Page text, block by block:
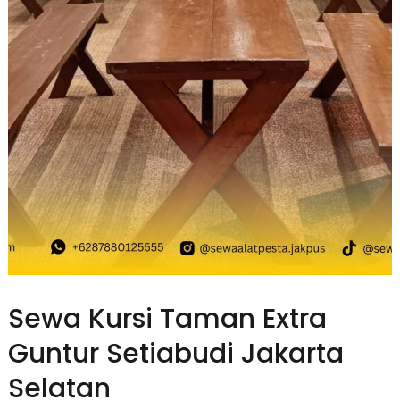
Sewa Kursi Taman Extra
Guntur Setiabudi Jakarta
Selatan